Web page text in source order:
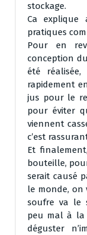
stockage.
Ca explique
pratiques
Pour en
conception
été
rapidement
jus pour le
pour éviter
viennent
c’est
Et
bouteille,
serait causé
le monde, on
soufre va le
peu mal à la
déguster